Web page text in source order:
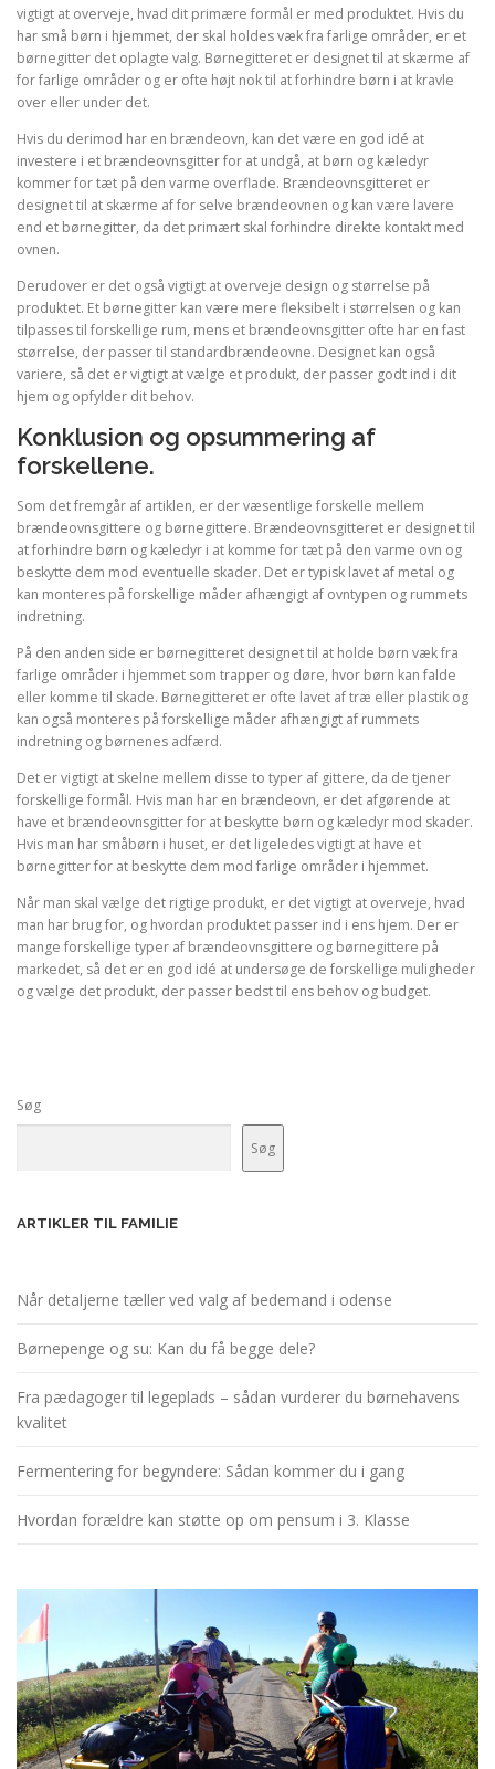
vigtigt at overveje, hvad dit primære formål er med produktet. Hvis du
har små børn i hjemmet, der skal holdes væk fra farlige områder, er et
børnegitter det oplagte valg. Børnegitteret er designet til at skærme af
for farlige områder og er ofte højt nok til at forhindre børn i at kravle
over eller under det.
Hvis du derimod har en brændeovn, kan det være en god idé at
investere i et brændeovnsgitter for at undgå, at børn og kæledyr
kommer for tæt på den varme overflade. Brændeovnsgitteret er
designet til at skærme af for selve brændeovnen og kan være lavere
end et børnegitter, da det primært skal forhindre direkte kontakt med
ovnen.
Derudover er det også vigtigt at overveje design og størrelse på
produktet. Et børnegitter kan være mere fleksibelt i størrelsen og kan
tilpasses til forskellige rum, mens et brændeovnsgitter ofte har en fast
størrelse, der passer til standardbrændeovne. Designet kan også
variere, så det er vigtigt at vælge et produkt, der passer godt ind i dit
hjem og opfylder dit behov.
Konklusion og opsummering af
forskellene.
Som det fremgår af artiklen, er der væsentlige forskelle mellem
brændeovnsgittere og børnegittere. Brændeovnsgitteret er designet til
at forhindre børn og kæledyr i at komme for tæt på den varme ovn og
beskytte dem mod eventuelle skader. Det er typisk lavet af metal og
kan monteres på forskellige måder afhængigt af ovntypen og rummets
indretning.
På den anden side er børnegitteret designet til at holde børn væk fra
farlige områder i hjemmet som trapper og døre, hvor børn kan falde
eller komme til skade. Børnegitteret er ofte lavet af træ eller plastik og
kan også monteres på forskellige måder afhængigt af rummets
indretning og børnenes adfærd.
Det er vigtigt at skelne mellem disse to typer af gittere, da de tjener
forskellige formål. Hvis man har en brændeovn, er det afgørende at
have et brændeovnsgitter for at beskytte børn og kæledyr mod skader.
Hvis man har småbørn i huset, er det ligeledes vigtigt at have et
børnegitter for at beskytte dem mod farlige områder i hjemmet.
Når man skal vælge det rigtige produkt, er det vigtigt at overveje, hvad
man har brug for, og hvordan produktet passer ind i ens hjem. Der er
mange forskellige typer af brændeovnsgittere og børnegittere på
markedet, så det er en god idé at undersøge de forskellige muligheder
og vælge det produkt, der passer bedst til ens behov og budget.
Søg
Søg
ARTIKLER TIL FAMILIE
Når detaljerne tæller ved valg af bedemand i odense
Børnepenge og su: Kan du få begge dele?
Fra pædagoger til legeplads – sådan vurderer du børnehavens
kvalitet
Fermentering for begyndere: Sådan kommer du i gang
Hvordan forældre kan støtte op om pensum i 3. Klasse